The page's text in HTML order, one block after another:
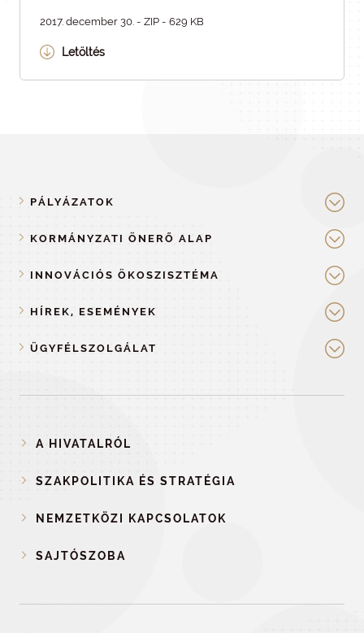
2017. december 30. - ZIP - 629 KB
Letöltés
PÁLYÁZATOK
KORMÁNYZATI ÖNERŐ ALAP
INNOVÁCIÓS ÖKOSZISZTÉMA
HÍREK, ESEMÉNYEK
ÜGYFÉLSZOLGÁLAT
A HIVATALRÓL
SZAKPOLITIKA ÉS STRATÉGIA
NEMZETKÖZI KAPCSOLATOK
SAJTÓSZOBA